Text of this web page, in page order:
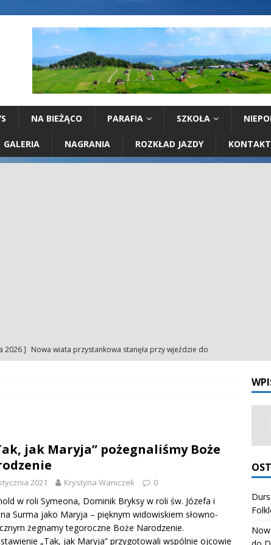
NA BIEŻĄCO PARAFIA SZKOŁA
GALERIA NAGRANIA ROZKŁAD JAZDY KONTAKT
2026 ] Nowa wiata przystankowa stanęła przy wjeździe do
2026 ]
2026 ]
2026 ] Odpust Porcjunkuli. Uczciliśmy Matkę Bożą Anielską
2026 ]
Polskich
ZESPÓŁ REGIONALNY "HONAJ"
jak Maryja” pożegnaliśmy Boże
2021 Krystyna Waniczek 0
w roli Symeona, Dominik Bryksy w roli św. Józefa i
Surma jako Maryja – pięknym widowiskiem słowno-
żegnamy tegoroczne Boże Narodzenie.
„Tak, jak Maryja” przygotowali wspólnie ojcowie